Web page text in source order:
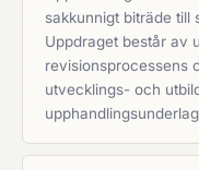
sakkunnigt biträde till
Uppdraget består av
revisionsprocessens
utvecklings- och